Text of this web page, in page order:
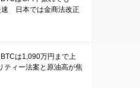
速 日本では金商法改正
は1,090万円まで上
ィー法案と原油高が焦